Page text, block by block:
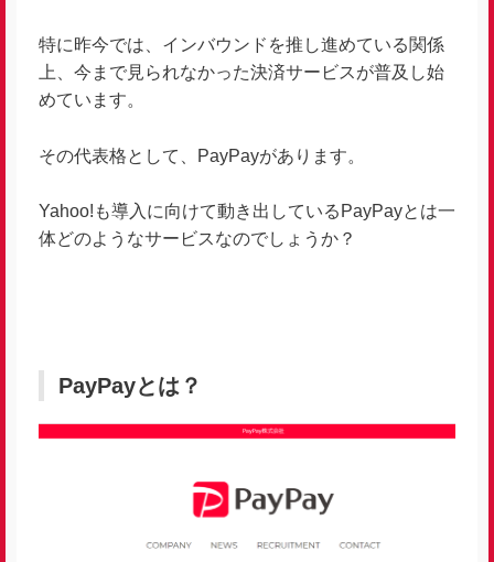
特に昨今では、インバウンドを推し進めている関係
上、今まで見られなかった決済サービスが普及し始
めています。
その代表格として、PayPayがあります。
Yahoo!も導入に向けて動き出しているPayPayとは一
体どのようなサービスなのでしょうか？
PayPayとは？